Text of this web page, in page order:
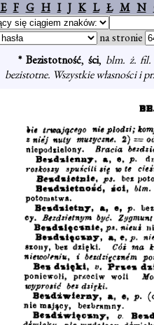
E F G H I J K L Ł M N
na stronie
* Bezistotność, ści, blm. ż.
bezistotne. Wszystkie własności i